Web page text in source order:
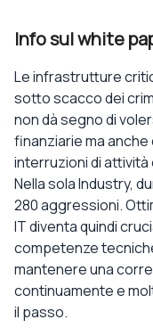
Info sul white
Le infrastrutture
sotto scacco dei
non dà segno di
finanziarie ma anche
interruzioni di attività
Nella sola Industry,
280 aggressioni.
IT diventa quindi
competenze
mantenere una
continuamente e
il passo.